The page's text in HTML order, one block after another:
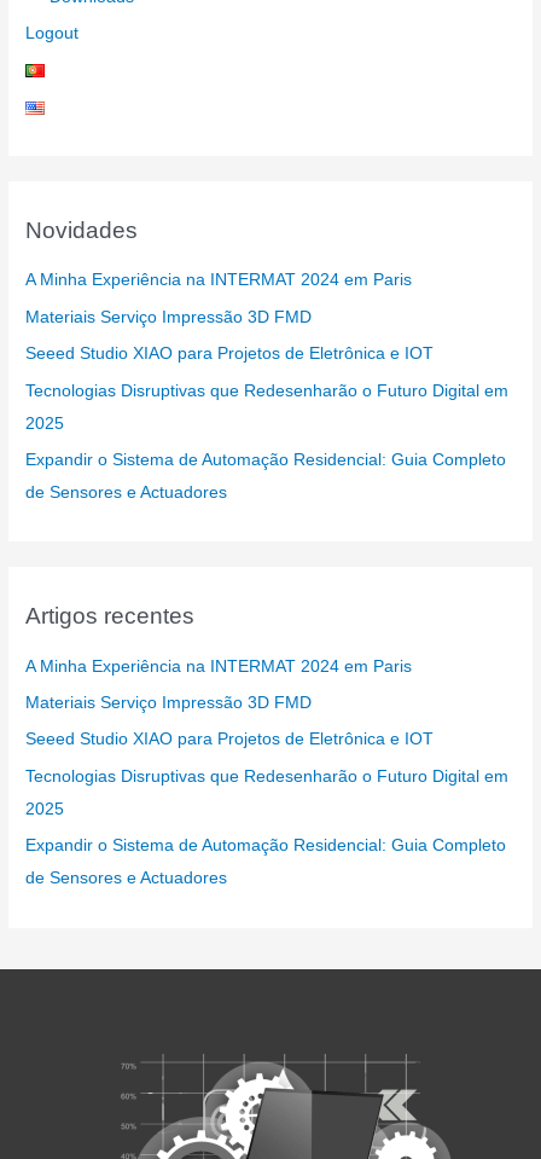
Logout
Novidades
A Minha Experiência na INTERMAT 2024 em Paris
Materiais Serviço Impressão 3D FMD
Seeed Studio XIAO para Projetos de Eletrônica e IOT
Tecnologias Disruptivas que Redesenharão o Futuro Digital em
2025
Expandir o Sistema de Automação Residencial: Guia Completo
de Sensores e Actuadores
Artigos recentes
A Minha Experiência na INTERMAT 2024 em Paris
Materiais Serviço Impressão 3D FMD
Seeed Studio XIAO para Projetos de Eletrônica e IOT
Tecnologias Disruptivas que Redesenharão o Futuro Digital em
2025
Expandir o Sistema de Automação Residencial: Guia Completo
de Sensores e Actuadores